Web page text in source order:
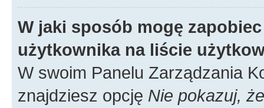
W jaki sposób mogę
użytkownika na liście
W swoim Panelu Zarządzania
znajdziesz opcję Nie pokazuj,